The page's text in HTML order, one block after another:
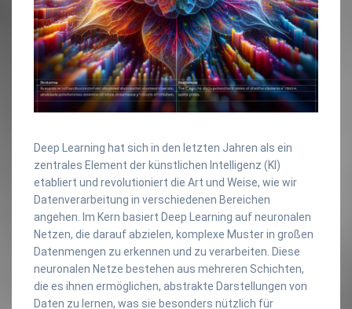
Deep Learning hat sich in den letzten Jahren als ein
zentrales Element der künstlichen Intelligenz (KI)
etabliert und revolutioniert die Art und Weise, wie wir
Datenverarbeitung in verschiedenen Bereichen
angehen. Im Kern basiert Deep Learning auf neuronalen
Netzen, die darauf abzielen, komplexe Muster in großen
Datenmengen zu erkennen und zu verarbeiten. Diese
neuronalen Netze bestehen aus mehreren Schichten,
die es ihnen ermöglichen, abstrakte Darstellungen von
Daten zu lernen, was sie besonders nützlich für